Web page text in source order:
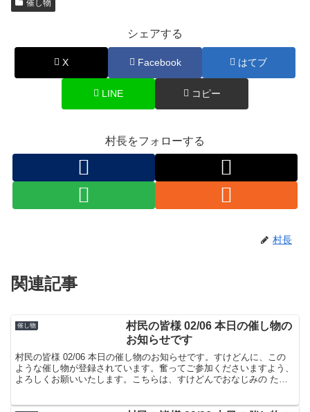
催し物
シェアする
X Facebook はてブ
LINE コピー
村長をフォローする
村長
関連記事
催し物
村民の皆様 02/06 本日の催し物の
お知らせです
村民の皆様 02/06 本日の催し物のお知らせです。すけどんに、この
ような催し物が登録されています。奮ってご参加くださいますよう、
よろしくお願いいたします。こちらは、すけどんでおなじみの たま